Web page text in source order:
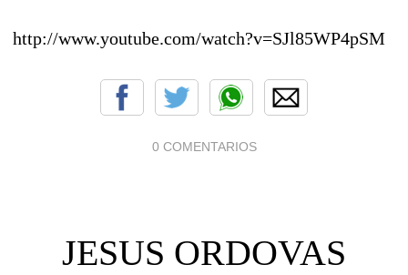
http://www.youtube.com/watch?v=SJl85WP4pSM
0 COMENTARIOS
JESUS ORDOVAS